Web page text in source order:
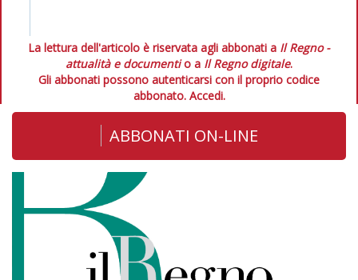
La lettura dell'articolo è riservata agli abbonati a Il Regno -
attualità e documentio a Il Regno digitale.
Gli abbonati possono autenticarsi con il proprio codice
abbonato. Accedi.
ABBONATI ON-LINE